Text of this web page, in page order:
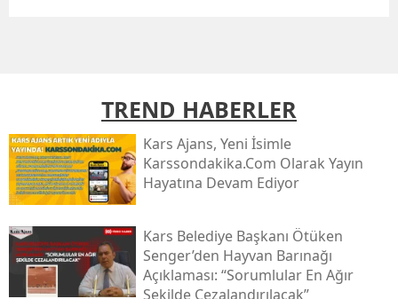
Tokat
Trabzon
Tunceli
Uşak
Van
TREND HABERLER
Kars Ajans, Yeni İsimle
Karssondakika.com Olarak Yayın
Hayatına Devam Ediyor
Kars Belediye Başkanı Ötüken
Senger’den Hayvan Barınağı
Açıklaması: “sorumlular En Ağır
Şekilde Cezalandırılacak”